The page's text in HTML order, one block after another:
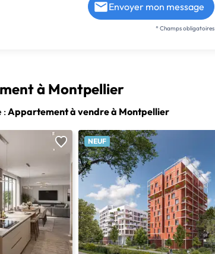
Envoyer mon message
* Champs obligatoires
à Montpellier
:Appartement à vendre à Montpellier
NEUF